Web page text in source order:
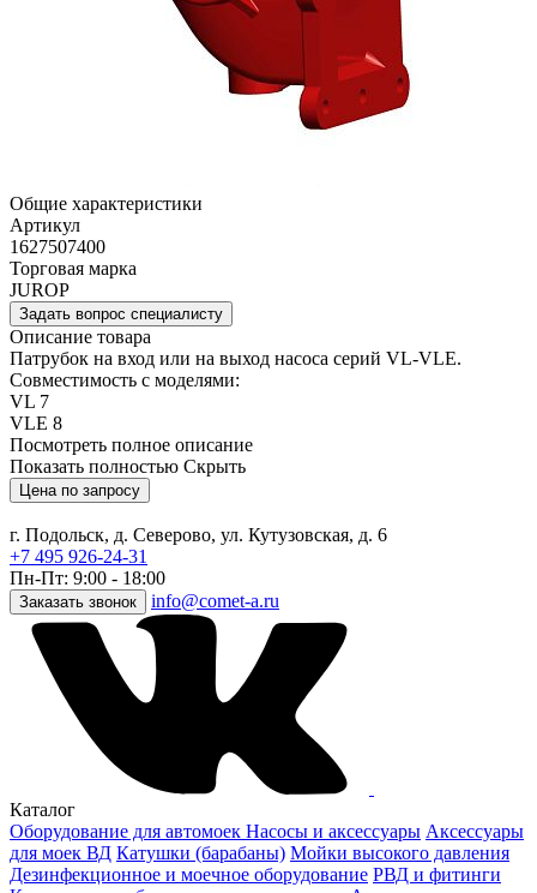
Общие характеристики
Артикул
1627507400
Торговая марка
JUROP
Задать вопрос специалисту
Описание товара
Патрубок на вход или на выход насоса серий VL-VLE.
Совместимость с моделями:
VL 7
VLE 8
Посмотреть полное описание
Показать полностью Скрыть
Цена по запросу
г. Подольск, д. Северово, ул. Кутузовская, д. 6
+7 495 926-24-31
Пн-Пт: 9:00 - 18:00
Заказать звонок info@comet-a.ru
Каталог
Оборудование для автомоек Насосы и аксессуары Аксессуары
для моек ВД Катушки (барабаны) Мойки высокого давления
Дезинфекционное и моечное оборудование РВД и фитинги